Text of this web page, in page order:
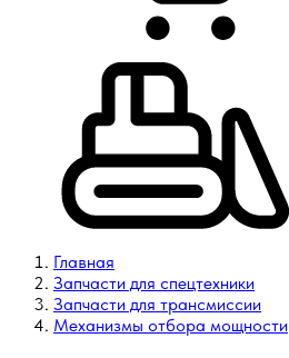
Главная
Запчасти для спецтехники
Запчасти для трансмиссии
Механизмы отбора мощности